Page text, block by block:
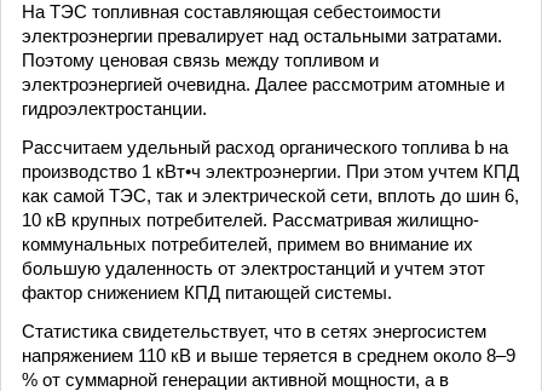
На ТЭС топливная составляющая себестоимости
электроэнергии превалирует над остальными затратами.
Поэтому ценовая связь между топливом и
электроэнергией очевидна. Далее рассмотрим атомные и
гидроэлектростанции.
Рассчитаем удельный расход органического топлива b на
производство 1 кВт•ч электроэнергии. При этом учтем КПД
как самой ТЭС, так и электрической сети, вплоть до шин 6,
10 кВ крупных потребителей. Рассматривая жилищно-
коммунальных потребителей, примем во внимание их
большую удаленность от электростанций и учтем этот
фактор снижением КПД питающей системы.
Статистика свидетельствует, что в сетях энергосистем
напряжением 110 кВ и выше теряется в среднем около 8–9
% от суммарной генерации активной мощности, а в